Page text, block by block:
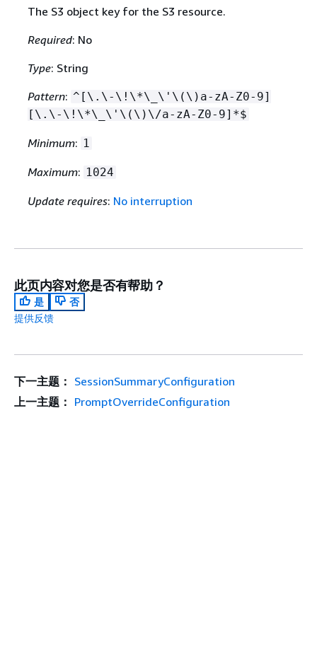
The S3 object key for the S3 resource.
Required: No
Type: String
Pattern: ^[\.\-\!\*\_\'\(\)a-zA-Z0-9]
[\.\-\!\*\_\'\(\)\/a-zA-Z0-9]*$
Minimum: 1
Maximum: 1024
Update requires: No interruption
此页内容对您是否有帮助？
是
否
提供反馈
下一主题： SessionSummaryConfiguration
上一主题： PromptOverrideConfiguration